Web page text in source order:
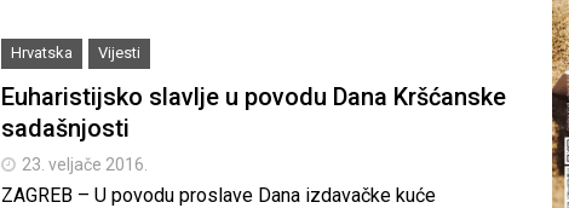
Hrvatska Vijesti
Euharistijsko slavlje u povodu Dana Kršćanske
sadašnjosti
23. veljače 2016.
ZAGREB – U povodu proslave Dana izdavačke kuće